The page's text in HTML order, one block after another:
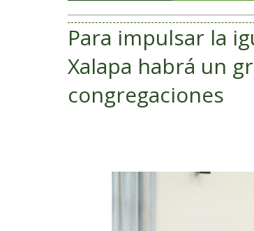
Para impulsar la
Xalapa habrá un
congregaciones